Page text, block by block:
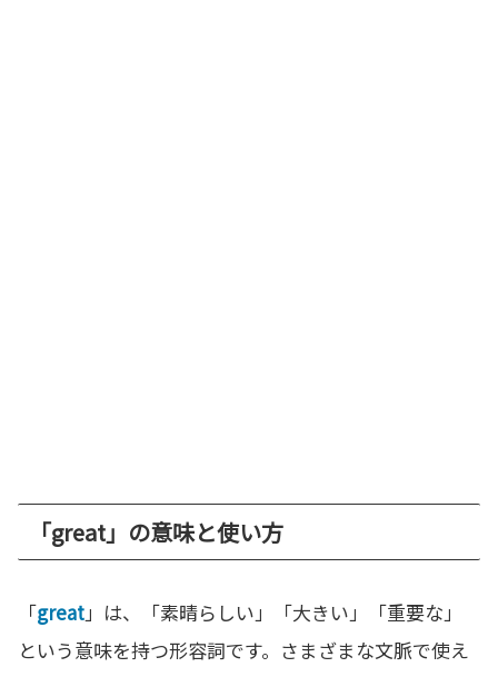
「great」の意味と使い方
「great」は、「素晴らしい」「大きい」「重要な」
という意味を持つ形容詞です。さまざまな文脈で使え